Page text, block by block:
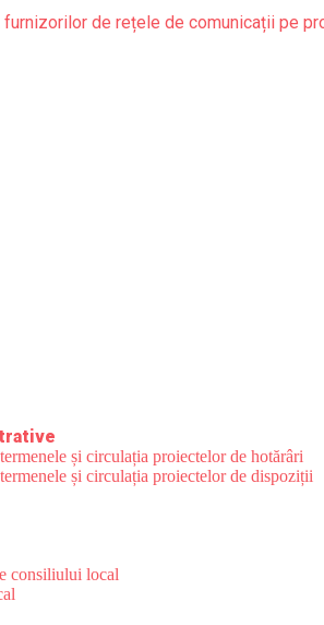
de rețele de comunicații pe
și circulația proiectelor de hotărâri
și circulația proiectelor de dispoziții
consiliului local